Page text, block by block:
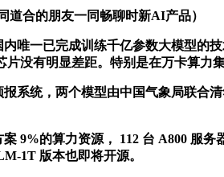
合的朋友一同畅聊时新AI产品）
一已完成训练千亿参数大模型的
没有明显差距。特别是在万卡算
统，两个模型由中国气象局联合
的算力资源， 112 台 A800 服务
1T 版本也即将开源。